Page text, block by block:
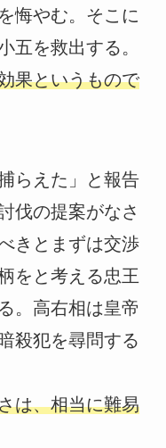
悔やむ。そこに
五を救出する。
果というもので
らえた」と報告
伐の提案がなさ
きとまずは交渉
をと考える忠王
。高右相は皇帝
殺犯を尋問する
は、相当に難易